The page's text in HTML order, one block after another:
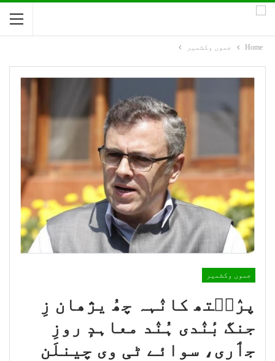
Home جموں وکشمیر
جموں وکشمیر
پرٛٮ۪تھ کانٛہہ چھُ یژھان زِ
جنگ بٔنٛدی ہُنٛد معاہدٕ روزِ
جٲری، سوائے ٹی وی چینلَن